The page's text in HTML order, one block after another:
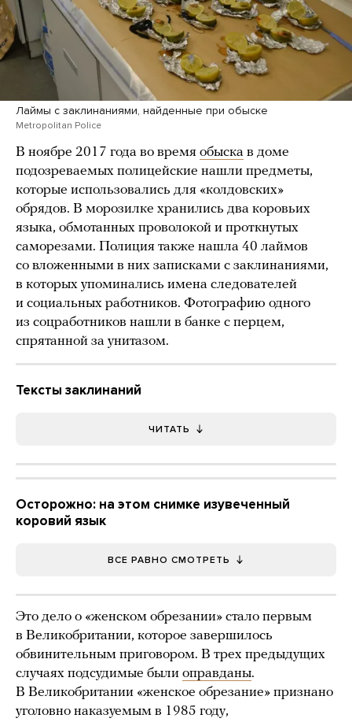
Лаймы с заклинаниями, найденные при обыске
Metropolitan Police
В ноябре 2017 года во время обыска в доме
подозреваемых полицейские нашли предметы,
которые использовались для «колдовских»
обрядов. В морозилке хранились два коровьих
языка, обмотанных проволокой и проткнутых
саморезами. Полиция также нашла 40 лаймов
со вложенными в них записками с заклинаниями,
в которых упоминались имена следователей
и социальных работников. Фотографию одного
из соцработников нашли в банке с перцем,
спрятанной за унитазом.
Тексты заклинаний
ЧИТАТЬ
Осторожно: на этом снимке изувеченный
коровий язык
ВСЕ РАВНО СМОТРЕТЬ
Это дело о «женском обрезании» стало первым
в Великобритании, которое завершилось
обвинительным приговором. В трех предыдущих
случаях подсудимые были оправданы.
В Великобритании «женское обрезание» признано
уголовно наказуемым в 1985 году,